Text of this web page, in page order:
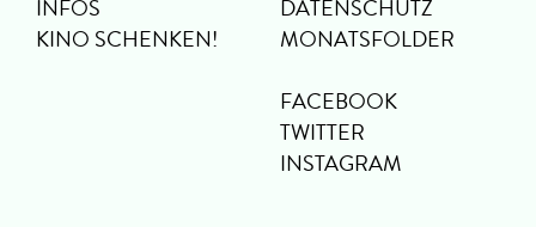
INFOS
KINO SCHENKEN!
DATENSCHUTZ
MONATSFOLDER
FACEBOOK
TWITTER
INSTAGRAM